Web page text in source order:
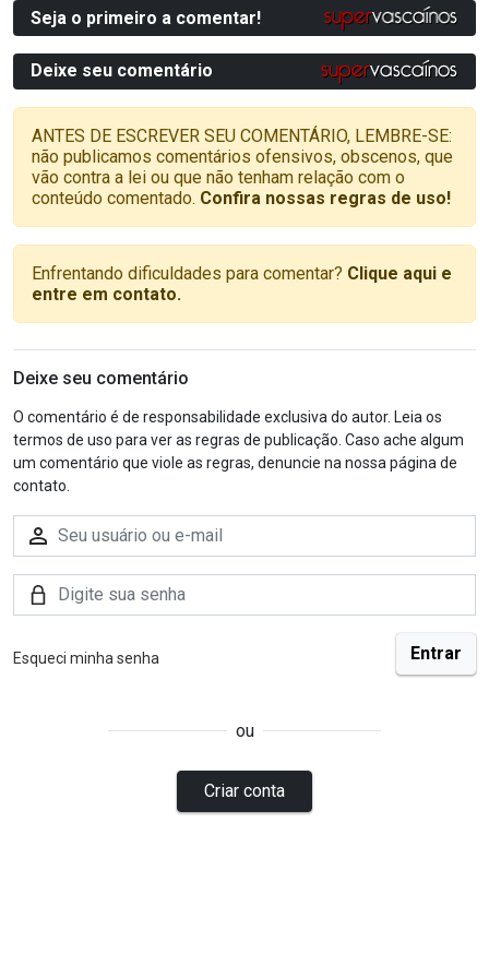
Seja o primeiro a comentar!
Deixe seu comentário
ANTES DE ESCREVER SEU COMENTÁRIO, LEMBRE-SE:
não publicamos comentários ofensivos, obscenos, que
vão contra a lei ou que não tenham relação com o
conteúdo comentado. Confira nossas regras de uso!
Enfrentando dificuldades para comentar? Clique aqui e
entre em contato.
Deixe seu comentário
O comentário é de responsabilidade exclusiva do autor. Leia os
termos de uso para ver as regras de publicação. Caso ache algum
um comentário que viole as regras, denuncie na nossa página de
contato.
Esqueci minha senha
ou
Criar conta